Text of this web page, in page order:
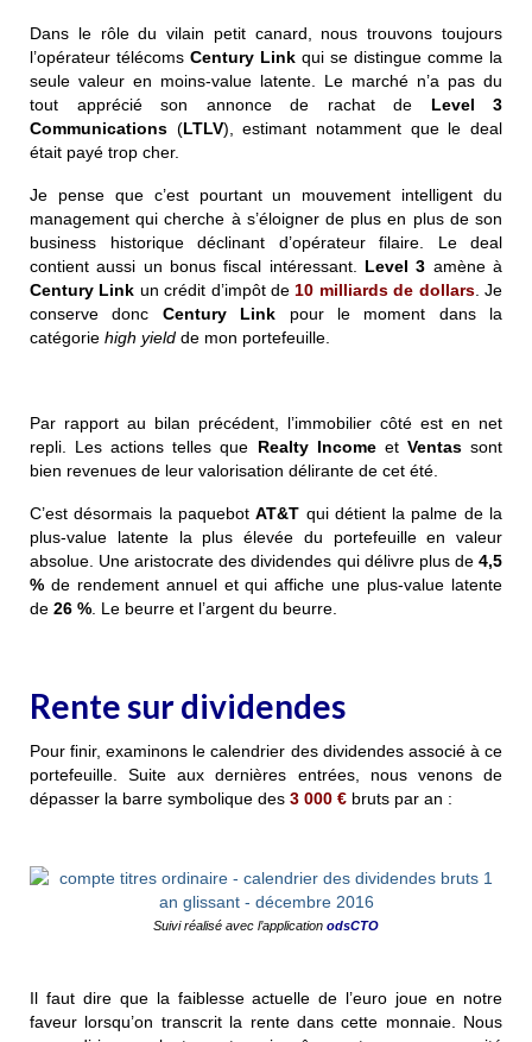
Dans le rôle du vilain petit canard, nous trouvons toujours
l’opérateur télécoms Century Link qui se distingue comme la
seule valeur en moins-value latente. Le marché n’a pas du
tout apprécié son annonce de rachat de Level 3
Communications (LTLV), estimant notamment que le deal
était payé trop cher.
Je pense que c’est pourtant un mouvement intelligent du
management qui cherche à s’éloigner de plus en plus de son
business historique déclinant d’opérateur filaire. Le deal
contient aussi un bonus fiscal intéressant. Level 3 amène à
Century Link un crédit d’impôt de 10 milliards de dollars. Je
conserve donc Century Link pour le moment dans la
catégorie high yield de mon portefeuille.
Par rapport au bilan précédent, l’immobilier côté est en net
repli. Les actions telles que Realty Incomeet Ventassont
bien revenues de leur valorisation délirante de cet été.
C’est désormais la paquebotAT&T qui détient la palme de la
plus-value latente la plus élevée du portefeuille en valeur
absolue. Une aristocrate des dividendes qui délivre plus de 4,5
% de rendement annuel et qui affiche une plus-value latente
de 26 % . Le beurre et l’argent du beurre.
Rente sur dividendes
Pour finir, examinons le calendrier des dividendes associé à ce
portefeuille. Suite aux dernières entrées, nous venons de
dépasser la barre symbolique des 3 000 € bruts par an :
Suivi réalisé avec l’application odsCTO
Il faut dire que la faiblesse actuelle de l’euro joue en notre
faveur lorsqu’on transcrit la rente dans cette monnaie. Nous